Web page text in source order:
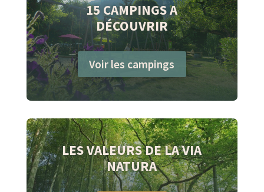
15 CAMPINGS A
DÉCOUVRIR
Voir les campings
LES VALEURS DE LA VIA
NATURA